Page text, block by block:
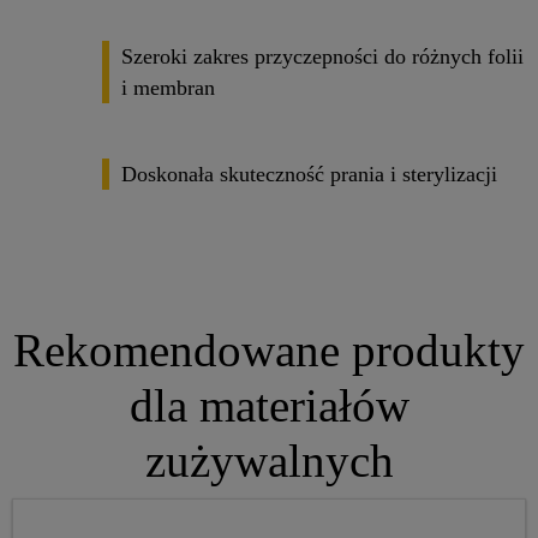
Szeroki zakres przyczepności do różnych folii
i membran
Doskonała skuteczność prania i sterylizacji
Rekomendowane produkty
dla materiałów
zużywalnych